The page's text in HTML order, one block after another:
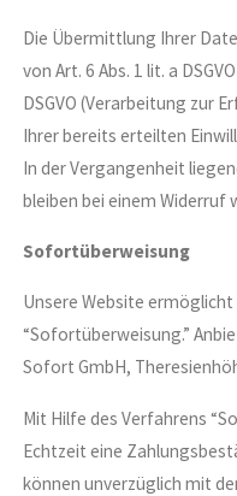
Die Übermittlung Ihrer
von Art. 6 Abs. 1 lit. a
DSGVO (Verarbeitung zur
Ihrer bereits erteilten
In der Vergangenheit
bleiben bei einem Widerruf
Sofortüberweisung
Unsere Website
“Sofortüberweisung.”
Sofort GmbH,
Mit Hilfe des Verfahrens
Echtzeit eine
können unverzüglich mit